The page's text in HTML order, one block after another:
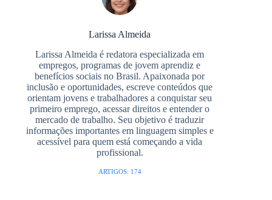
Larissa Almeida
Larissa Almeida é redatora especializada em
empregos, programas de jovem aprendiz e
benefícios sociais no Brasil. Apaixonada por
inclusão e oportunidades, escreve conteúdos que
orientam jovens e trabalhadores a conquistar seu
primeiro emprego, acessar direitos e entender o
mercado de trabalho. Seu objetivo é traduzir
informações importantes em linguagem simples e
acessível para quem está começando a vida
profissional.
ARTIGOS: 174